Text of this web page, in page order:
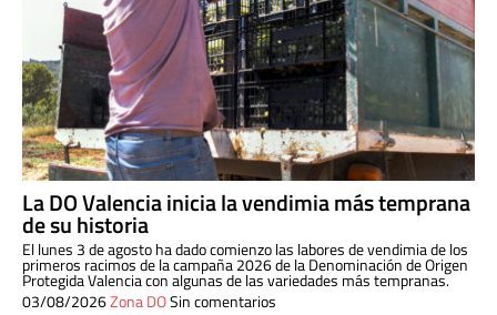
La DO Valencia inicia la vendimia más temprana
de su historia
El lunes 3 de agosto ha dado comienzo las labores de vendimia de los
primeros racimos de la campaña 2026 de la Denominación de Origen
Protegida Valencia con algunas de las variedades más tempranas.
03/08/2026Zona DOSin comentarios